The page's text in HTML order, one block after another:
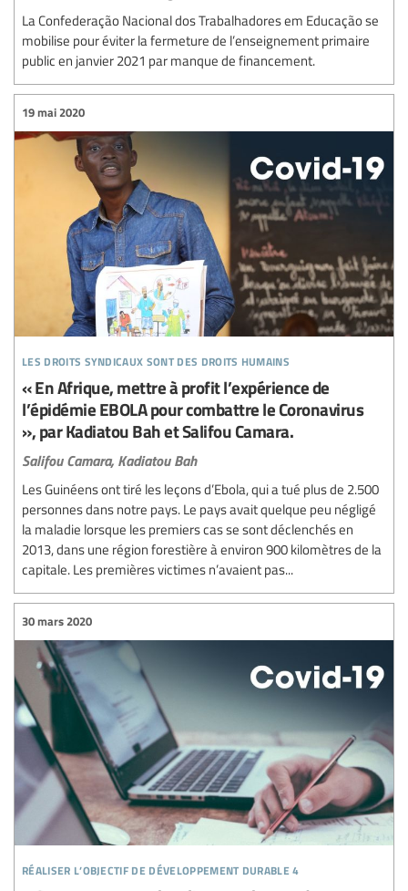
La Confederação Nacional dos Trabalhadores em Educação se
mobilise pour éviter la fermeture de l’enseignement primaire
public en janvier 2021 par manque de financement.
les droits syndicaux sont des droits humains
19 mai 2020
« En Afrique, mettre à profit l’expérience de
l’épidémie EBOLA pour combattre le Coronavirus
», par Kadiatou Bah et Salifou Camara.
Salifou Camara, Kadiatou Bah
Les Guinéens ont tiré les leçons d’Ebola, qui a tué plus de 2.500
personnes dans notre pays. Le pays avait quelque peu négligé
la maladie lorsque les premiers cas se sont déclenchés en
2013, dans une région forestière à environ 900 kilomètres de la
capitale. Les premières victimes n’avaient pas...
réaliser l’objectif de développement durable 4
30 mars 2020